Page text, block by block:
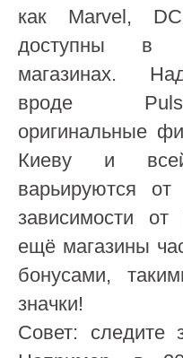
как Marvel,
доступны в
магазинах.
вроде
оригинальные
Киеву и
варьируются
зависимости
ещё магазины
бонусами,
значки!
Совет: следите